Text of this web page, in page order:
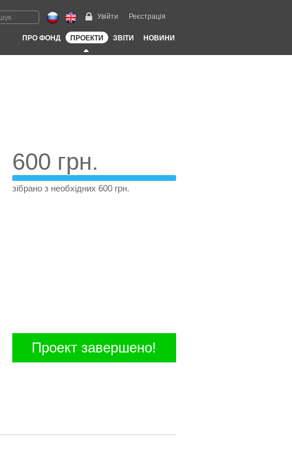
Увійти Реєстрація
ПРО ФОНД ПРОЕКТИ ЗВІТИ НОВИНИ
600 грн.
зібрано з необхідних 600 грн.
Проект завершено!